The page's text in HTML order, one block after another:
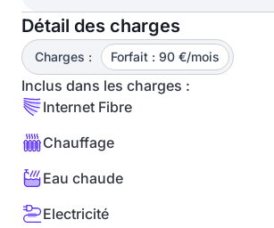
Détail des charges
Charges : Forfait : 90 €/mois
Inclus dans les charges :
Internet Fibre
Chauffage
Eau chaude
Electricité